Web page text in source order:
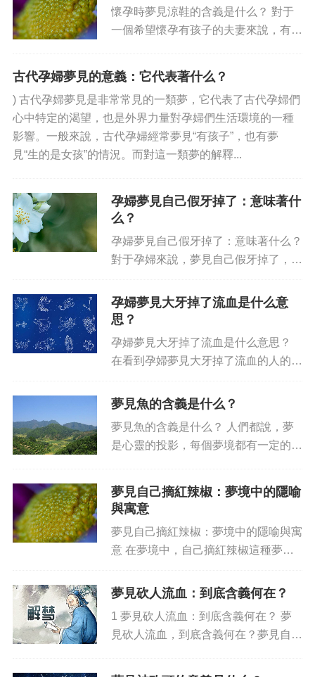
懷孕時夢見涼鞋的含義是什么？ 對于
一個希望懷孕有孩子的夫妻來說，有一
俗中認為這種夢境不僅是懷孕的預兆，
還意味著家庭生活會無憂無慮，...
古代孕婦夢見的意義：它代表著什么？
) 古代孕婦夢見是非常常見的一類夢，它代表了古代孕婦們
心中特定的渴望，也是外界力量對孕婦們生活環境的一種
影響。一般來說，古代孕婦經常夢見“有孩子”，也有夢
見“生的是女孩”的情況。而對這一類夢的解釋...
孕婦夢見自己假牙掉了：意味著什
么？
孕婦夢見自己假牙掉了：意味著什么？
對于孕婦來說，夢見自己假牙掉了，會
怕在未來生活中會受到影響和挫折，更
多地也表達了孕婦對將來家庭穩定的擔
孕婦夢見大牙掉了流血是什么意
思？
孕婦夢見大牙掉了流血是什么意思？
在看到孕婦夢見大牙掉了流血的人的時
夢的含義是什么，那么接下來我們就開
加深刻的理解這夢的含義吧。...
夢見魚的含義是什么？
夢見魚的含義是什么？ 人們都說，夢
是心靈的投影，每個夢境都有一定的含
夢，但還有人覺得這種夢比較神秘，產
生了無限猜想。那么，夢見魚的含...
夢見自己摘紅辣椒：夢境中的隱喻
與寓意
夢見自己摘紅辣椒：夢境中的隱喻與寓
意 在夢境中，自己摘紅辣椒這種夢境
境：在某一個光火辣的晴朗的白天，你
你立刻美滋滋地上去摘，然后開心...
夢見砍人流血：到底含義何在？
1 夢見砍人流血：到底含義何在？ 夢
見砍人流血，到底含義何在？夢見自己